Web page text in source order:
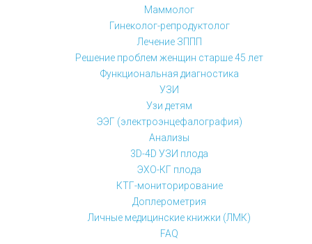
Маммолог
Гинеколог-репродуктолог
Лечение ЗППП
Решение проблем женщин старше 45 лет
Функциональная диагностика
УЗИ
Узи детям
ЭЭГ (электроэнцефалография)
Анализы
3D-4D УЗИ плода
ЭХО-КГ плода
КТГ-мониторирование
Доплерометрия
Личные медицинские книжки (ЛМК)
FAQ